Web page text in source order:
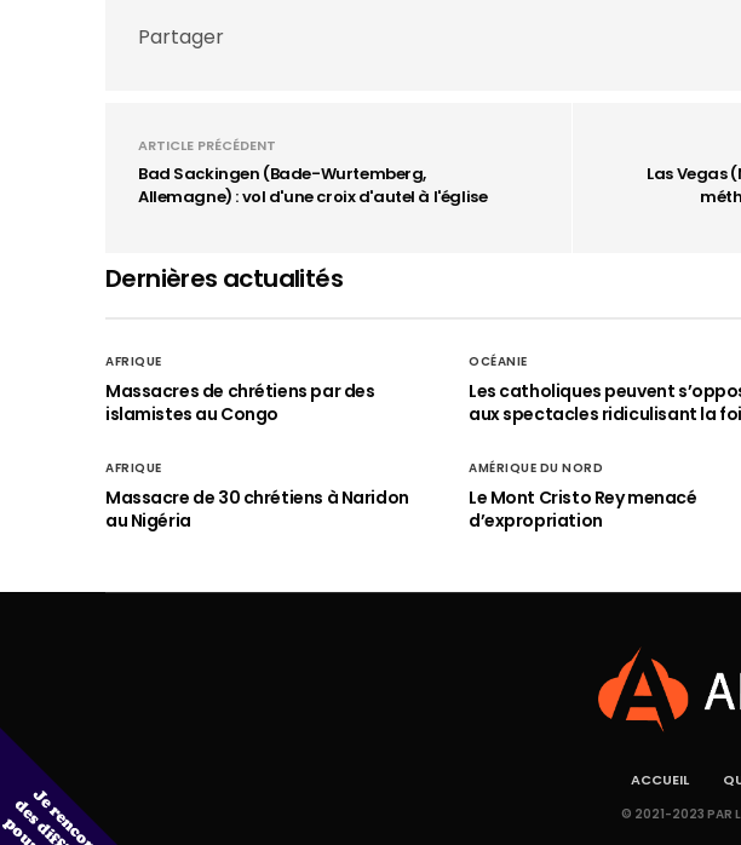
Partager
ARTICLE PRÉCÉDENT
Bad Sackingen (Bade-Wurtemberg,
Allemagne) : vol d'une croix d'autel à l'église
Las Vegas
Dernières actualités
AFRIQUE
Massacres de chrétiens par des
islamistes au Congo
OCÉANIE
Les catholiques peuvent
aux spectacles ridiculisant la foi
AFRIQUE
Massacre de 30 chrétiens à Naridon
au Nigéria
AMÉRIQUE DU NORD
Le Mont Cristo Rey menacé
d’expropriation
ACCUEIL
© 2021-2023 PAR